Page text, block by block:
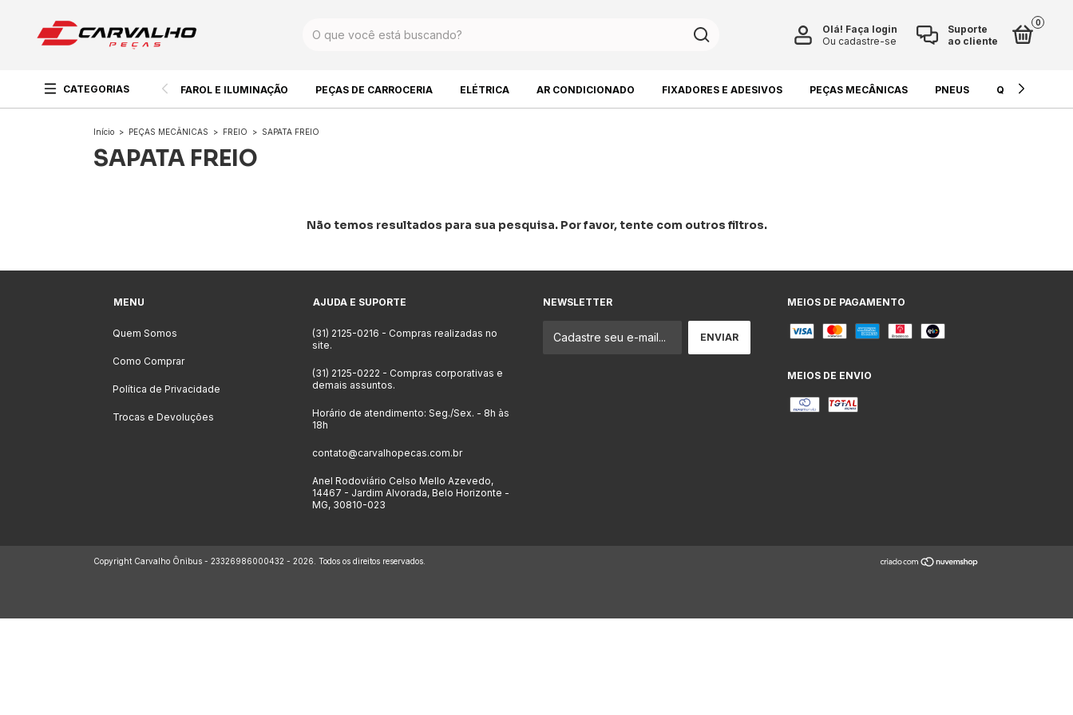
Suporte
ao cliente
Olá! Faça login
Ou cadastre-se
0
CATEGORIAS FAROL E ILUMINAÇÃO PEÇAS DE CARROCERIA ELÉTRICA AR CONDICIONADO FIXADORES E ADESIVOS PEÇAS MECÂNICAS PNEUS QUÍMICOS E
Início > PEÇAS MECÂNICAS > FREIO > SAPATA FREIO
SAPATA FREIO
Não temos resultados para sua pesquisa. Por favor, tente com outros filtros.
MENU
Quem Somos
Como Comprar
Política de Privacidade
Trocas e Devoluções
AJUDA E SUPORTE
(31) 2125-0216 - Compras realizadas no
site.
(31) 2125-0222 - Compras corporativas e
demais assuntos.
Horário de atendimento: Seg./Sex. - 8h às
18h
contato@carvalhopecas.com.br
Anel Rodoviário Celso Mello Azevedo,
14467 - Jardim Alvorada, Belo Horizonte -
MG, 30810-023
NEWSLETTER MEIOS DE PAGAMENTO
MEIOS DE ENVIO
Copyright Carvalho Ônibus - 23326986000432 - 2026. Todos os direitos reservados.